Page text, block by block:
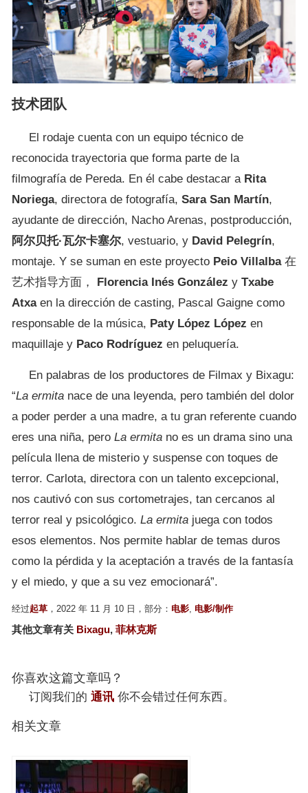
技术团队
El rodaje cuenta con un equipo técnico de
reconocida trayectoria que forma parte de la
filmografía de Pereda. En él cabe destacar a Rita
Noriega, directora de fotografía, Sara San Martín,
ayudante de dirección, Nacho Arenas, postproducción,
阿尔贝托·瓦尔卡塞尔, vestuario, y David Pelegrín,
montaje. Y se suman en este proyecto Peio Villalba在
艺术指导方面， Florencia Inés González y Txabe
Atxa en la dirección de casting, Pascal Gaigne como
responsable de la música, Paty López López en
maquillaje y Paco Rodríguez en peluquería.
En palabras de los productores de Filmax y Bixagu:
“La ermita nace de una leyenda, pero también del dolor
a poder perder a una madre, a tu gran referente cuando
eres una niña, pero La ermita no es un drama sino una
película llena de misterio y suspense con toques de
terror. Carlota, directora con un talento excepcional,
nos cautivó con sus cortometrajes, tan cercanos al
terror real y psicológico. La ermita juega con todos
esos elementos. Nos permite hablar de temas duros
como la pérdida y la aceptación a través de la fantasía
y el miedo, y que a su vez emocionará”.
经过起草 ，2022 年 11 月 10 日，部分： 电影 电影/制作
其他文章有关 Bixagu, 菲林克斯
你喜欢这篇文章吗？
订阅我们的 通讯 你不会错过任何东西。
相关文章